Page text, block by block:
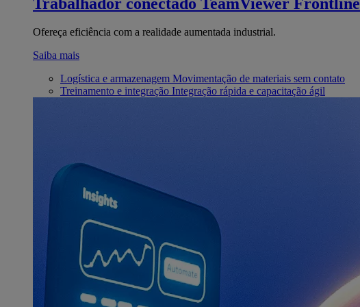
Ofereça eficiência com a realidade aumentada industrial.
Saiba mais
Logística e armazenagem Movimentação de materiais sem contato
Treinamento e integração Integração rápida e capacitação ágil